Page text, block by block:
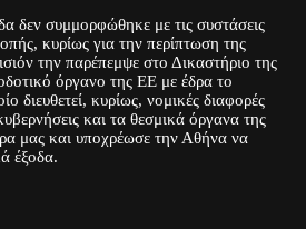
δεν συμμορφώθηκε με τις συστάσεις
κυρίως για την περίπτωση της
την παρέπεμψε στο Δικαστήριο της
όργανο της ΕΕ με έδρα το
διευθετεί, κυρίως, νομικές διαφορές
και τα θεσμικά όργανα της
μας και υποχρέωσε την Αθήνα να
έξοδα.